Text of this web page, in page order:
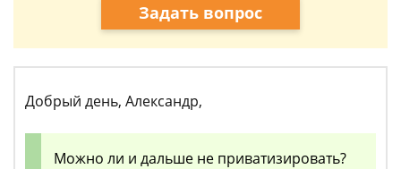
Задать вопрос
Добрый день, Александр,
Можно ли и дальше не приватизировать?